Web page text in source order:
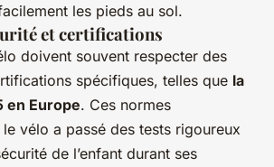
les pieds au sol.
et certifications
doivent souvent respecter des
spécifiques, telles que la
en Europe. Ces normes
vélo a passé des tests rigoureux
de l’enfant durant ses